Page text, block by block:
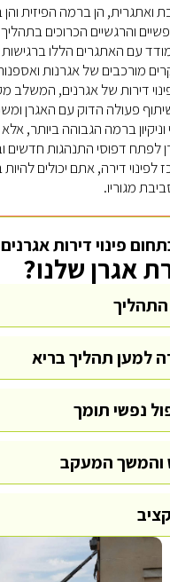
ואתגרית, הן ברמה הפיזית
והרגשיים הכרוכים
עם האתגרים הללו ברגישות
מורכבים של אגרנות
דירות של אגרנים,
פעולה הדוק עם האגרן
ברמה הגבוהה
דפוסי התנהגות חדשים
דירה, אתם יכולים
מגוריו.
פינוי דירות אגרנים
אגרן שלנו?
התהליך
למען תהליך בריא
נפשי תומך
והמשך המעקב